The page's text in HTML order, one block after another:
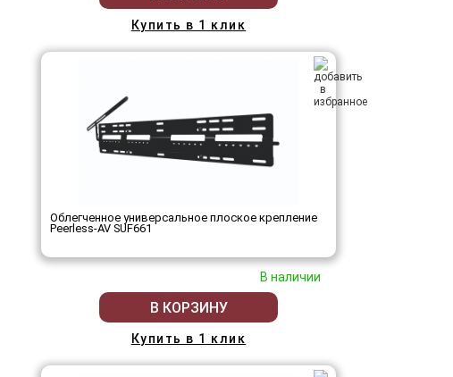
Купить в 1 клик
Облегченное универсальное плоское крепление
Peerless-AV SUF661
В наличии
В КОРЗИНУ
Купить в 1 клик